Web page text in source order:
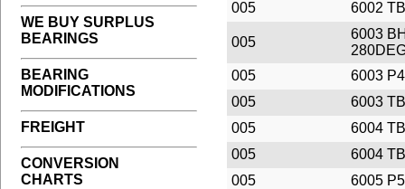
WE BUY SURPLUS
BEARINGS
BEARING
MODIFICATIONS
FREIGHT
CONVERSION
CHARTS
005
6002
005
6003
005
6003 P4
005
6003
005
6004
005
6004
005
6005 P5